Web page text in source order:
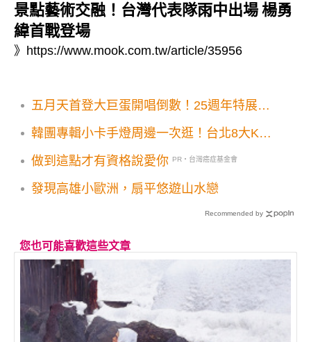
景點藝術交融！台灣代表隊雨中出場 楊勇
緯首戰登場
》 https://www.mook.com.tw/article/35956
五月天首登大巨蛋開唱倒數！25週年特展6
韓團專輯小卡手燈周邊一次逛！台北8大K-
做到這點才有資格說愛你 PR・台灣癌症基金會
發現高雄小歐洲，扇平悠遊山水戀
Recommended by
您也可能喜歡這些文章